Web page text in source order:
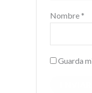
Nombre *
Guarda